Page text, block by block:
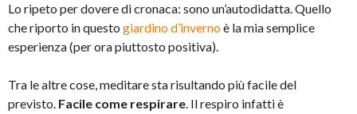
Lo ripeto per dovere di cronaca: sono un’autodidatta. Quello
che riporto in questo giardino d’invernoè la mia semplice
esperienza (per ora piuttosto positiva).
Tra le altre cose, meditare sta risultando più facile del
previsto. Facile come respirare. Il respiro infatti è